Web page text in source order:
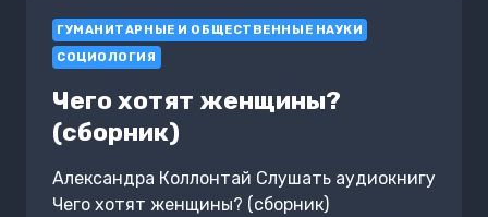
ПЕРЕОСМЫСЛЕНИЕ
СПОСОБОВ
БОРЬБЫ
С
НИЩЕТОЙ
В
АБХИДЖИТ
БАНЕРДЖИ,
ГУМАНИТАРНЫЕ И ОБЩЕСТВЕННЫЕ НАУКИ
СОЦИОЛОГИЯ
Чего хотят женщины?
(сборник)
Александра Коллонтай Слушать аудиокнигу
Чего хотят женщины? (сборник)